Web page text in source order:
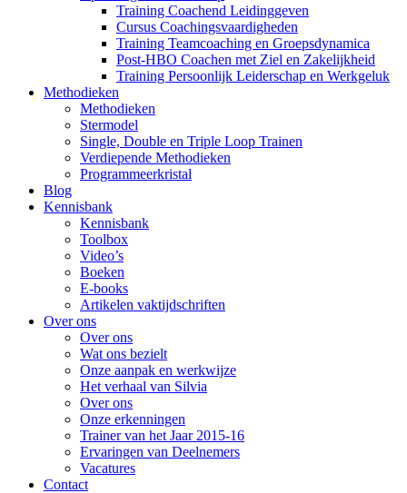
Training Coachend Leidinggeven
Cursus Coachingsvaardigheden
Training Teamcoaching en Groepsdynamica
Post-HBO Coachen met Ziel en Zakelijkheid
Training Persoonlijk Leiderschap en Werkgeluk
Methodieken
Methodieken
Stermodel
Single, Double en Triple Loop Trainen
Verdiepende Methodieken
Programmeerkristal
Blog
Kennisbank
Kennisbank
Toolbox
Video’s
Boeken
E-books
Artikelen vaktijdschriften
Over ons
Over ons
Wat ons bezielt
Onze aanpak en werkwijze
Het verhaal van Silvia
Over ons
Onze erkenningen
Trainer van het Jaar 2015-16
Ervaringen van Deelnemers
Vacatures
Contact